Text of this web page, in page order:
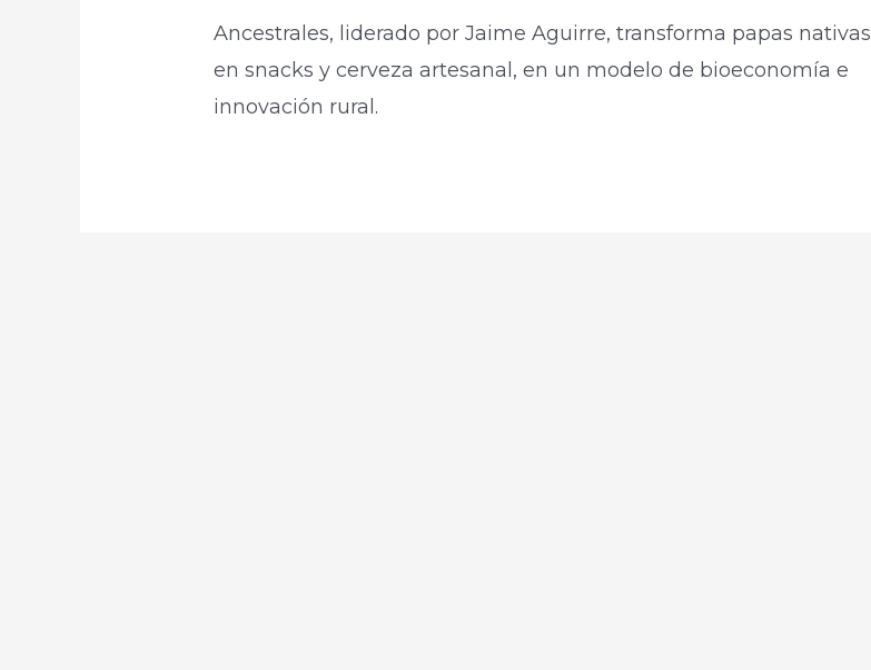
Ancestrales, liderado por Jaime Aguirre, transforma papas nativas
en snacks y cerveza artesanal, en un modelo de bioeconomía e
innovación rural.​